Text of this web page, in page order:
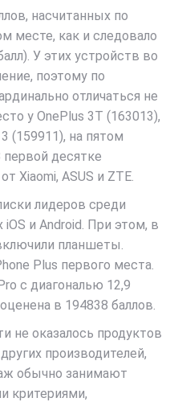
насчитанных по
месте, как и следовало
У этих устройств во
поэтому по
отличаться не
у OnePlus 3T (163013),
(159911), на пятом
десятке
Xiaomi, ASUS и ZTE.
лидеров среди
и Android. При этом, в
планшеты.
Plus первого места.
с диагональю 12,9
в 194838 баллов.
не оказалось продуктов
производителей,
обычно занимают
критериями,